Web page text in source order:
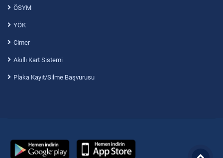
ÖSYM
YÖK
Cimer
Akıllı Kart Sistemi
Plaka Kayıt/Silme Başvurusu